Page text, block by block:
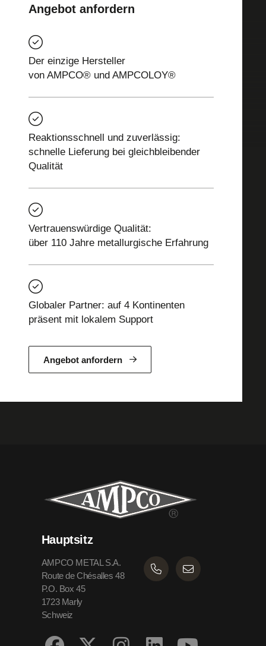
Angebot anfordern
Der einzige Hersteller
von AMPCO® und AMPCOLOY®
Reaktionsschnell und zuverlässig:
schnelle Lieferung bei gleichbleibender
Qualität
Vertrauenswürdige Qualität:
über 110 Jahre metallurgische Erfahrung
Globaler Partner: auf 4 Kontinenten
präsent mit lokalem Support
Angebot anfordern
Hauptsitz
AMPCO METAL S.A.
Route de Chésalles 48
P.O. Box 45
1723 Marly
Schweiz